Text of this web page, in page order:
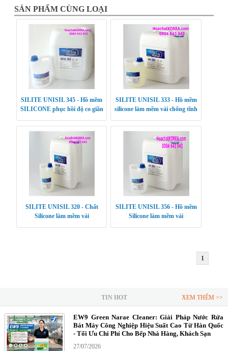
SẢN PHẨM CÙNG LOẠI
SILITE UNISIL 345 - Hồ mềm
SILICONE phục hồi độ co giãn
SILITE UNISIL 333 - Hồ mềm
silicone làm mềm vải chống tĩnh
SILITE UNISIL 320 - Chất
Silicone làm mềm vải
SILITE UNISIL 356 - Hồ mềm
Silicone làm mềm vải
1
TIN HOT XEM THÊM >>
EW9 Green Narae Cleaner: Giải Pháp Nước Rửa
Bát Máy Công Nghiệp Hiệu Suất Cao Từ Hàn Quốc
- Tối Ưu Chi Phí Cho Bếp Nhà Hàng, Khách Sạn
27/07/2026